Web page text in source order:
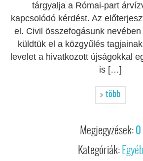
tárgyalja a Római-part
kapcsolódó kérdést. Az
el. Civil összefogásunk
küldtük el a közgyűlés
levelet a hivatkozott újságokkal
is […]
több
Megjegyzések: 0
Kategóriák: Egyéb